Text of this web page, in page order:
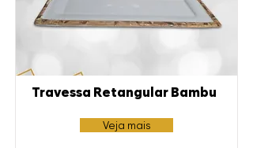
Travessa Retangular Bambu
Veja mais